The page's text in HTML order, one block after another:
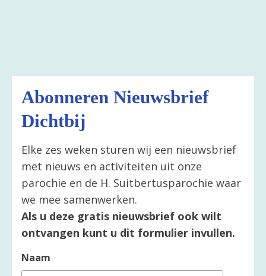
Abonneren Nieuwsbrief
Dichtbij
Elke zes weken sturen wij een nieuwsbrief
met nieuws en activiteiten uit onze
parochie en de H. Suitbertusparochie waar
we mee samenwerken.
Als u deze gratis nieuwsbrief ook wilt
ontvangen kunt u dit formulier invullen.
Naam